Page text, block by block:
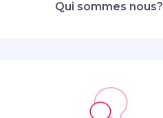
Qui sommes nous?